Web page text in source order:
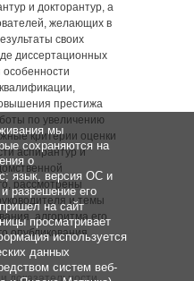
и докторантур, а
желающих в
своих
диссертационных
престижа
по увеличению
критерии оценки
аспирантур и
рассмотрены
и темы
алгоритма его
опубликования
доказательности
мы
сохраняются на
о
язык, версия ОС и
разрешение его
на сайт
просматривает
используется
данных
систем веб-